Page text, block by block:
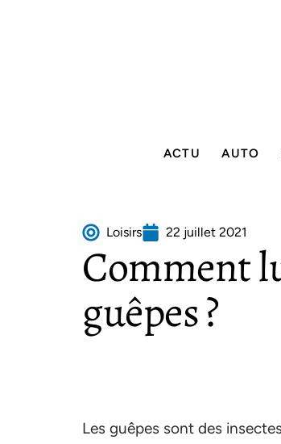
ACTU AUTO
Loisirs 22 juillet 2021
Comment
guêpes ?
Les guêpes sont des